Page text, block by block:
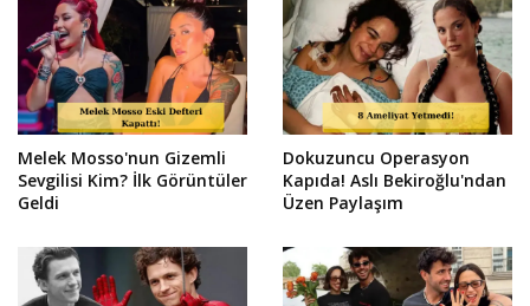
Melek Mosso'nun Gizemli
Sevgilisi Kim? İlk Görüntüler
Geldi
Dokuzuncu Operasyon
Kapıda! Aslı Bekiroğlu'ndan
Üzen Paylaşım